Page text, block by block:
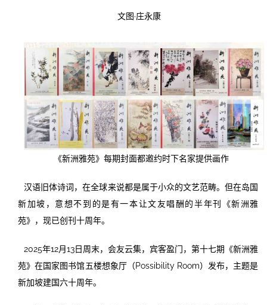
历史
文学
180期
179期
178期
177期
“本土文学”栏目征稿
《源》杂志简介
编委会
联系我们
登录
{username} | 退出
文图·庄永康
《新洲雅苑》每期封面都邀约时下名家提供画作
汉语旧体诗词，在全球来说都是属于小众的文艺范畴。但在岛国
新加坡，意想不到的是有一本让文友唱酬的半年刊《新洲雅
苑》，现已创刊十周年。
2025年12月13日周末，会友云集，宾客盈门，第十七期《新洲雅
苑》在国家图书馆五楼想象厅（Possibility Room）发布，主题是
新加坡建国六十周年。